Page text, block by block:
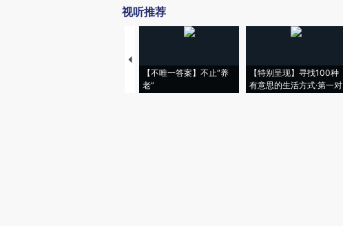
视听推荐
【不唯一答案】不止“养
老”
【特别呈现】寻找100种
有意思的生活方式·第一对